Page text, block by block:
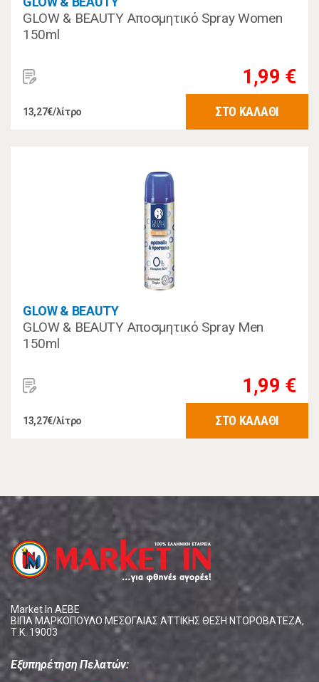
GLOW & BEAUTY Αποσμητικό Spray Women
150ml
1,99 €
13,27€/λίτρο ΣΤΟ ΚΑΛΑΘΙ
GLOW & BEAUTY
GLOW & BEAUTY Αποσμητικό Spray Men
150ml
1,99 €
13,27€/λίτρο ΣΤΟ ΚΑΛΑΘΙ
Market In ΑΕΒΕ
ΒΙΠΑ ΜΑΡΚΟΠΟΥΛΟ ΜΕΣΟΓΑΙΑΣ ΑΤΤΙΚΗΣ ΘΕΣΗ ΝΤΟΡΟΒΑΤΕΖΑ,
Τ.Κ. 19003
Εξυπηρέτηση Πελατών: